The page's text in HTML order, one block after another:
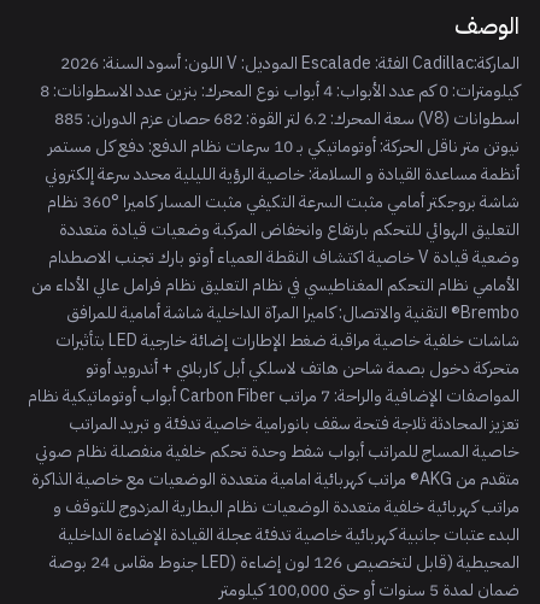
الوصف
الماركة:Cadillac الفئة: Escalade الموديل: V اللون: أسود السنة: 2026
كيلومترات: 0 كم عدد الأبواب: 4 أبواب نوع المحرك: بنزين عدد الاسطوانات: 8
اسطوانات (V8) سعة المحرك: 6.2 لتر القوة: 682 حصان عزم الدوران: 885
نيوتن متر ناقل الحركة: أوتوماتيكي بـ 10 سرعات نظام الدفع: دفع كل مستمر
أنظمة مساعدة القيادة و السلامة: خاصية الرؤية الليلية محدد سرعة إلكتروني
شاشة بروجكتر أمامي مثبت السرعة التكيفي مثبت المسار كاميرا °360 نظام
التعليق الهوائي للتحكم بارتفاع وانخفاض المركبة وضعيات قيادة متعددة
وضعية قيادة V خاصية اكتشاف النقطة العمياء أوتو بارك تجنب الاصطدام
الأمامي نظام التحكم المغناطيسي في نظام التعليق نظام فرامل عالي الأداء من
Brembo® التقنية والاتصال: كاميرا المرآة الداخلية شاشة أمامية للمرافق
شاشات خلفية خاصية مراقبة ضغط الإطارات إضائة خارجية LED بتأثيرات
متحركة دخول بصمة شاحن هاتف لاسلكي أبل كاربلاي + أندرويد أوتو
المواصفات الإضافية والراحة: 7 مراتب Carbon Fiber أبواب أوتوماتيكية نظام
تعزيز المحادثة ثلاجة فتحة سقف بانورامية خاصية تدفئة و تبريد المراتب
خاصية المساج للمراتب أبواب شفط وحدة تحكم خلفية منفصلة نظام صوتي
متقدم من AKG® مراتب كهربائية امامية متعددة الوضعيات مع خاصية الذاكرة
مراتب كهربائية خلفية متعددة الوضعيات نظام البطارية المزدوج للتوقف و
البدء عتبات جانبية كهربائية خاصية تدفئة عجلة القيادة الإضاءة الداخلية
المحيطية (قابل لتخصيص 126 لون إضاءة (LED جنوط مقاس 24 بوصة
ضمان لمدة 5 سنوات أو حتى 100,000 كيلومتر